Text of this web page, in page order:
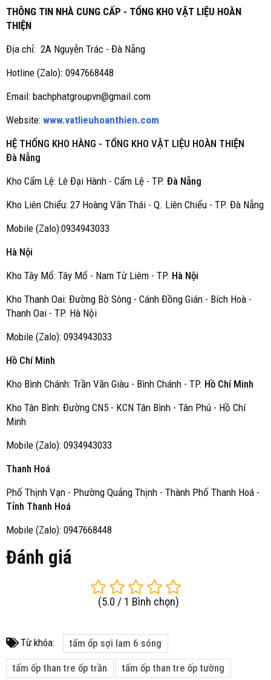
THÔNG TIN NHÀ CUNG CẤP - TỔNG KHO VẬT LIỆU HOÀN
THIỆN
Địa chỉ: 2A Nguyễn Trác - Đà Nẵng
Hotline (Zalo): 0947668448
Email: bachphatgroupvn@gmail.com
Website: www.vatlieuhoanthien.com
HỆ THỐNG KHO HÀNG - TỔNG KHO VẬT LIỆU HOÀN THIỆN
Đà Nẵng
Kho Cẩm Lệ: Lê Đại Hành - Cẩm Lệ - TP. Đà Nẵng
Kho Liên Chiểu: 27 Hoàng Văn Thái - Q. Liên Chiểu - TP. Đà Nẵng
Mobile (Zalo):0934943033
Hà Nội
Kho Tây Mổ: Tây Mổ - Nam Từ Liêm - TP. Hà Nội
Kho Thanh Oai: Đường Bờ Sông - Cánh Đồng Gián - Bích Hoà -
Thanh Oai - TP. Hà Nội
Mobile (Zalo): 0934943033
Hồ Chí Minh
Kho Bình Chánh: Trần Văn Giàu - Bình Chánh - TP. Hồ Chí Minh
Kho Tân Bình: Đường CN5 - KCN Tân Bình - Tân Phú - Hồ Chí
Minh
Mobile (Zalo): 0934943033
Thanh Hoá
Phố Thịnh Vạn - Phường Quảng Thịnh - Thành Phố Thanh Hoá -
Tỉnh Thanh Hoá
Mobile (Zalo): 0947668448
Đánh giá
(5.0 / 1 Bình chọn)
Từ khóa: tấm ốp sợi lam 6 sóng
tấm ốp than tre ốp trần tấm ốp than tre ốp tường